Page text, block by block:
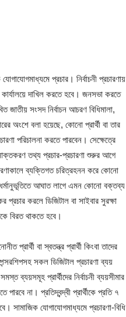
প্রচার। নির্বাচনী প্রচারণায়
কার্যালয়ে দাখিল করতে হবে। জনসভা করতে
জাতীয় সংসদ নির্বাচন আচরণ বিধিমালা,
অংশে বলা হয়েছে, কোনো প্রার্থী বা তার
পরিচালনা করতে পারবেন। সেক্ষেত্রে
তথ্য প্রচার-প্রচারণা শুরুর আগে
ব্যক্তিগত চরিত্রহনন করে কোনো
ধর্মানুভূতিতে আঘাত লাগে এমন কোনো বক্তব্য
প্রচার করলে ডিজিটাল বা সাইবার সুরক্ষা
বিরত থাকতে হবে।
প্রার্থী বা স্বতন্ত্র প্রার্থী কিংবা তাদের
সকল ডিজিটাল প্রচারণা ব্যয়
ব্যয়সমূহ প্রার্থীদের নির্বাচনী ব্যয়সীমার
পারবে না। প্রতিদ্বন্দ্বী প্রার্থীকে প্রতি ৭
সামাজিক যোগাযোগমাধ্যমে প্রচারণা-বিধি